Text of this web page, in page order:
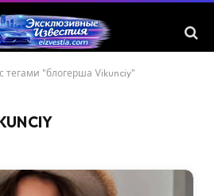
тегами "блогерша Vikunciy"